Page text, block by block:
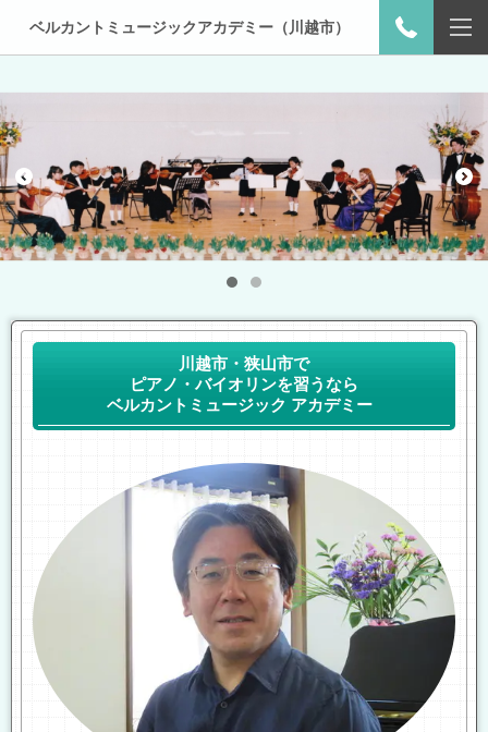
ベルカントミュージックアカデミー（川越市）
川越市・狭山市で
ピアノ・バイオリンを習うなら
ベルカントミュージック アカデミー